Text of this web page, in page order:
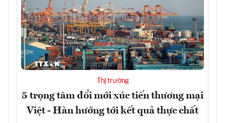
Thị trường
5 trọng tâm đổi mới xúc tiến thương mại
Việt - Hàn hướng tới kết quả thực chất